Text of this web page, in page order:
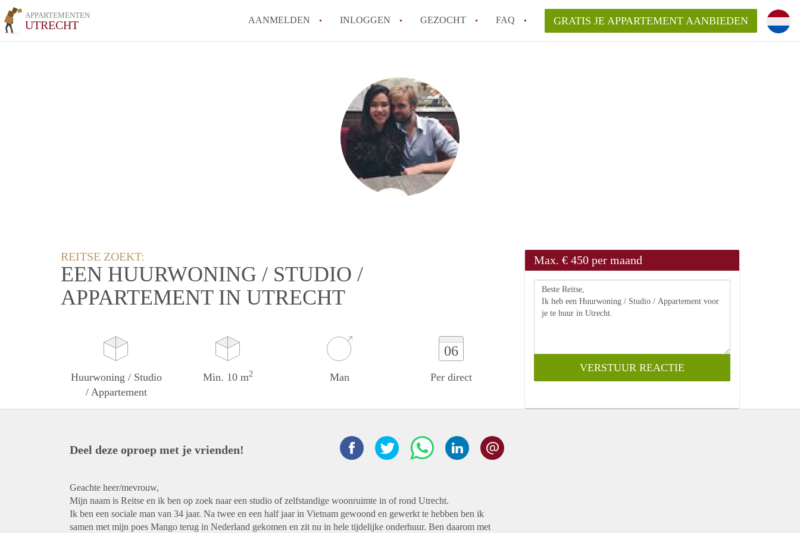
APPARTEMENTEN
UTRECHT AANMELDEN INLOGGEN GEZOCHT FAQ
How to translate AppartementenUtrecht!
Wat is AppartementenUtrecht?
Wat is de privacyverklaring van AppartementenUtrecht ?
Berekent AppartementenUtrecht
makelaarsvergoeding/bemiddelingsvergoeding?
Is AppartementenUtrecht verantwoordelijk voor het aangeboden
Appartement / Appartementen in Utrecht?
Alle veelgestelde vragen
GRATIS JE APPARTEMENT AANBIEDEN
REITSE ZOEKT:
EEN HUURWONING / STUDIO /
APPARTEMENT IN UTRECHT
Huurwoning / Studio
/ Appartement
Min. 10 m2 Man
06
Per direct
Max. € 450 per maand
Deel deze oproep met je vrienden!
Geachte heer/mevrouw,
Mijn naam is Reitse en ik ben op zoek naar een studio of zelfstandige woonruimte in of rond Utrecht.
Ik ben een sociale man van 34 jaar. Na twee en een half jaar in Vietnam gewoond en gewerkt te hebben ben ik
samen met mijn poes Mango terug in Nederland gekomen en zit nu in hele tijdelijke onderhuur. Ben daarom met